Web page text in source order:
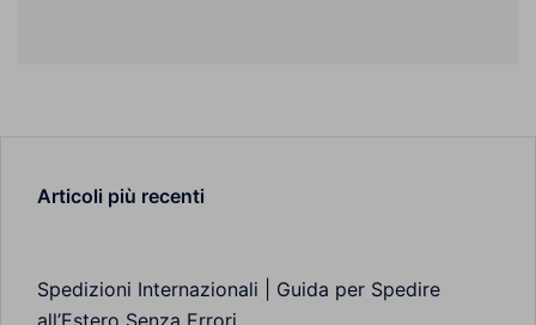
Articoli più recenti
Spedizioni Internazionali | Guida per Spedire
all’Estero Senza Errori